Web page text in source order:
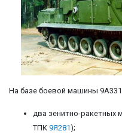
На базе боевой машины
два зенитно-ракетных
ТПК 9Я281);